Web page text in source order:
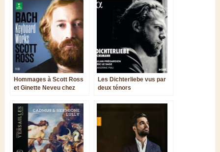
Hommages à Scott Ross
et Ginette Neveu chez
Les Dichterliebe vus par
deux ténors